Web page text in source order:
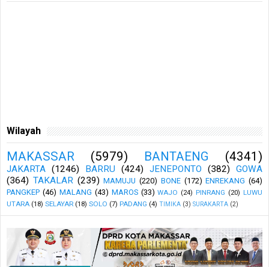
Wilayah
MAKASSAR (5979) BANTAENG (4341)
JAKARTA (1246) BARRU (424) JENEPONTO (382)
GOWA
(364) TAKALAR (239) MAMUJU (220) BONE (172) ENREKANG (64)
PANGKEP (46) MALANG (43) MAROS (33) WAJO (24) PINRANG (20) LUWU
UTARA (18) SELAYAR (18) SOLO (7) PADANG (4) TIMIKA (3) SURAKARTA (2)